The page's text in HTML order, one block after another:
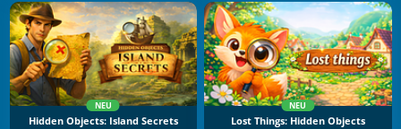
NEU
Hidden Objects: Island Secrets
NEU
Lost Things: Hidden Objects